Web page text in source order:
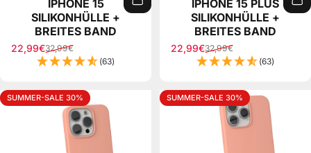
IPHONE 15
SILIKONHÜLLE +
BREITES BAND
Sale price
22,99€
Regular price
32,99€
(63)
IPHONE 15 PLUS
SILIKONHÜLLE +
BREITES BAND
Sale price
22,99€
Regular price
32,99€
(63)
SUMMER-SALE 30% SUMMER-SALE 30%